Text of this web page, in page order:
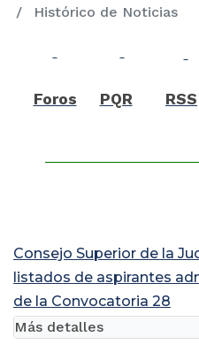
Histórico de Noticias
Foros PQR RSS
Consejo Superior de la
listados de aspirantes
de la Convocatoria 28
Más detalles